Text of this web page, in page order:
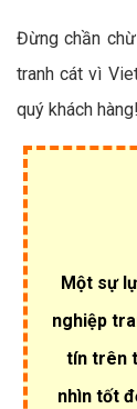
Đừng chần
tranh cát vì
quý khách hàng!
Một sự
nghiệp
tín trên
nhìn tốt